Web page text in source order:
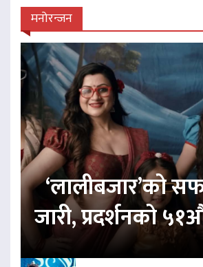
मनोरन्जन
‘लालीबजार’को
जारी, प्रदर्शनको